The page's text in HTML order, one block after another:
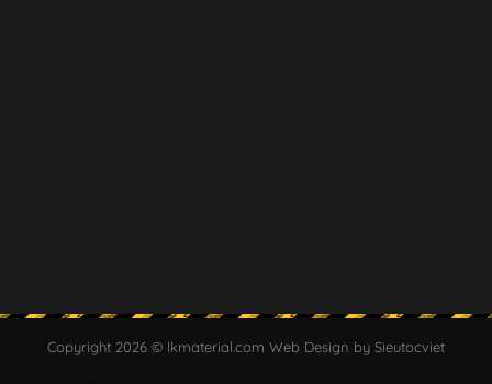
Copyright 2026 © lkmaterial.com Web Design by Sieutocviet